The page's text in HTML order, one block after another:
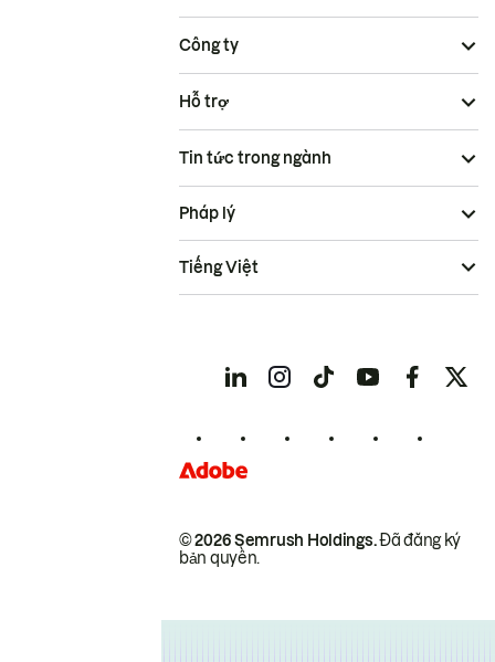
Công ty
Hỗ trợ
Tin tức trong ngành
© 2026 Semrush Holdings.Đã đăng ký
bản quyền.
Pháp lý
Tiếng Việt